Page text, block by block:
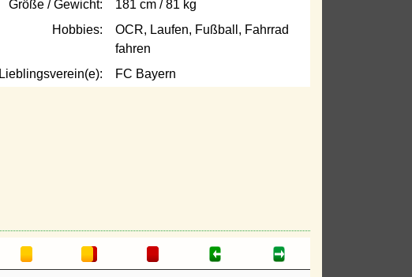
Größe / Gewicht:
181 cm / 81 kg
Hobbies:
OCR, Laufen, Fußball, Fahrrad
fahren
Lieblingsverein(e):
FC Bayern